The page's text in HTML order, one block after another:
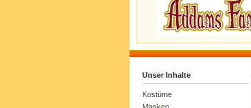
Unser Inhalte
Kostüme